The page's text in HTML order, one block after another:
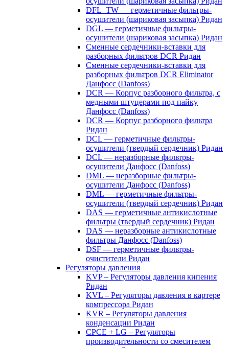
DFL_TW — герметичные фильтры-
осушители (шариковая засыпка) Ридан
DGL — герметичные фильтры-
осушители (шариковая засыпка) Ридан
Сменные сердечники-вставки для
разборных фильтров DCR Ридан
Сменные сердечники-вставки для
разборных фильтров DCR Eliminator
Данфосс (Danfoss)
DCR — Корпус разборного фильтра, с
медными штуцерами под пайку
Данфосс (Danfoss)
DCR — Корпус разборного фильтра
Ридан
DCL — герметичные фильтры-
осушители (твердый сердечник) Ридан
DCL — неразборные фильтры-
осушители Данфосс (Danfoss)
DML — неразборные фильтры-
осушители Данфосс (Danfoss)
DML — герметичные фильтры-
осушители (твердый сердечник) Ридан
DAS — герметичные антикислотные
фильтры (твердый сердечник) Ридан
DAS — неразборные антикислотные
фильтры Данфосс (Danfoss)
DSF — герметичные фильтры-
очистители Ридан
Регуляторы давления
KVP – Регуляторы давления кипения
Ридан
KVL – Регуляторы давления в картере
компрессора Ридан
KVR – Регуляторы давления
конденсации Ридан
CPCE + LG – Регуляторы
производительности со смесителем